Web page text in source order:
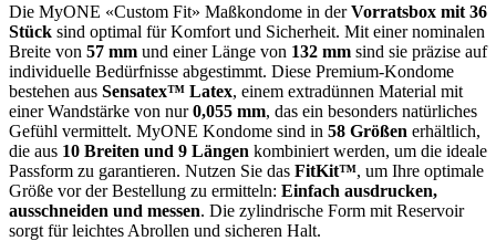
Die MyONE «Custom Fit» Maßkondome in derVorratsbox mit 36
Stück sind optimal für Komfort und Sicherheit. Mit einer nominalen
Breite von 57 mm und einer Länge von 132 mm sind sie präzise auf
individuelle Bedürfnisse abgestimmt. Diese Premium-Kondome
bestehen aus Sensatex™ Latex, einem extradünnen Material mit
einer Wandstärke von nur0,055 mm, das ein besonders natürliches
Gefühl vermittelt. MyONE Kondome sind in 58 Größen erhältlich,
die aus 10 Breiten und 9 Längen kombiniert werden, um die ideale
Passform zu garantieren. Nutzen Sie das FitKit™, um Ihre optimale
Größe vor der Bestellung zu ermitteln: Einfach ausdrucken,
ausschneiden und messen. Die zylindrische Form mit Reservoir
sorgt für leichtes Abrollen und sicheren Halt.